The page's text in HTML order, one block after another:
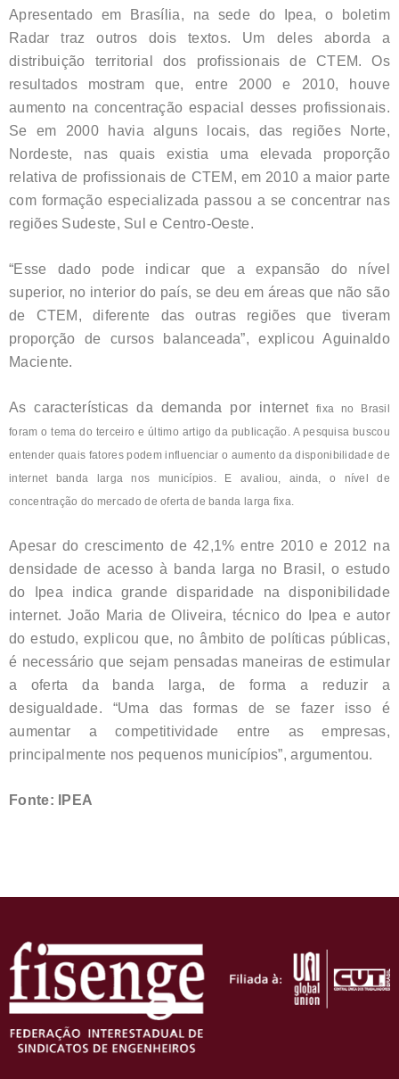
Apresentado em Brasília, na sede do Ipea, o boletim
Radar traz outros dois textos. Um deles aborda a
distribuição territorial dos profissionais de CTEM. Os
resultados mostram que, entre 2000 e 2010, houve
aumento na concentração espacial desses profissionais.
Se em 2000 havia alguns locais, das regiões Norte,
Nordeste, nas quais existia uma elevada proporção
relativa de profissionais de CTEM, em 2010 a maior parte
com formação especializada passou a se concentrar nas
regiões Sudeste, Sul e Centro-Oeste.
“Esse dado pode indicar que a expansão do nível
superior, no interior do país, se deu em áreas que não são
de CTEM, diferente das outras regiões que tiveram
proporção de cursos balanceada”, explicou Aguinaldo
Maciente.
As características da demanda por internetfixa no Brasil
foram o tema do terceiro e último artigo da publicação. A pesquisa buscou
entender quais fatores podem influenciar o aumento da disponibilidade de
internet banda larga nos municípios. E avaliou, ainda, o nível de
concentração do mercado de oferta de banda larga fixa.
Apesar do crescimento de 42,1% entre 2010 e 2012 na
densidade de acesso à banda larga no Brasil, o estudo
do Ipea indica grande disparidade na disponibilidade
internet. João Maria de Oliveira, técnico do Ipea e autor
do estudo, explicou que, no âmbito de políticas públicas,
é necessário que sejam pensadas maneiras de estimular
a oferta da banda larga, de forma a reduzir a
desigualdade. “Uma das formas de se fazer isso é
aumentar a competitividade entre as empresas,
principalmente nos pequenos municípios”, argumentou.
Fonte: IPEA